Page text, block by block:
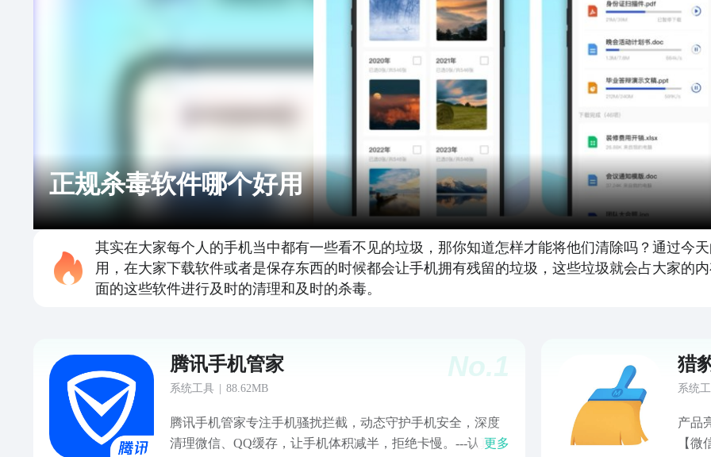
正规杀毒软件哪个好用
其实在大家每个人的手机当中都有一些看不见的垃圾，那你知道怎样才能将他们清除吗？通过今
用，在大家下载软件或者是保存东西的时候都会让手机拥有残留的垃圾，这些垃圾就会占大家的
面的这些软件进行及时的清理和及时的杀毒。
No.1
腾讯手机管家
系统工具 88.62MB
腾讯手机管家专注手机骚扰拦截，动态守护手机安全，深度
清理微信、QQ缓存，让手机体积减半，拒绝卡慢。---认真服
更多
猎
系统
产品
【